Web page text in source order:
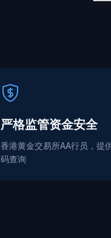
严格监管资金安全
香港黄金交易所AA行员，提
码查询